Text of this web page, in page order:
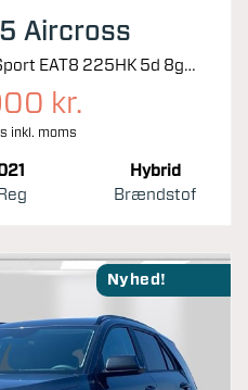
Aircross
1,6 Plugin-hybrid Shine Sport EAT8 225HK 5d 8g Aut.
kr.
inkl. moms
Hybrid
Brændstof
Nyhed!